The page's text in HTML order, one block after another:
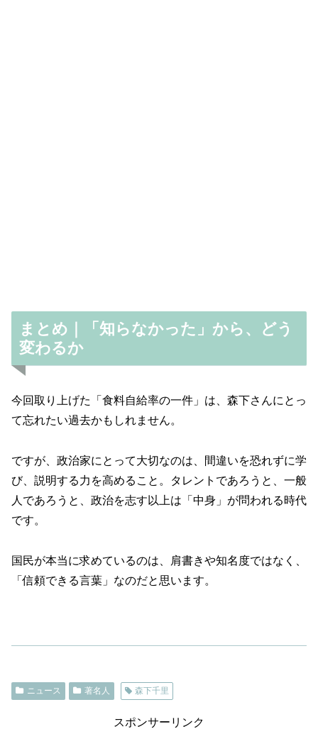
まとめ｜「知らなかった」から、どう
変わるか
今回取り上げた「食料自給率の一件」は、森下さんにとっ
て忘れたい過去かもしれません。
ですが、政治家にとって大切なのは、間違いを恐れずに学
び、説明する力を高めること。タレントであろうと、一般
人であろうと、政治を志す以上は「中身」が問われる時代
です。
国民が本当に求めているのは、肩書きや知名度ではなく、
「信頼できる言葉」なのだと思います。
ニュース 著名人 森下千里
スポンサーリンク